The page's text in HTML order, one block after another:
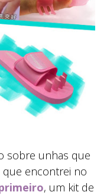
sobre unhas que
encontrei no
, um kit de